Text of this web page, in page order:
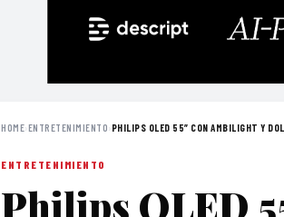
HOME›ENTRETENIMIENTO› PHILIPS OLED 55” CON AMBILIGHT Y
ENTRETENIMIENTO
Philips OLED